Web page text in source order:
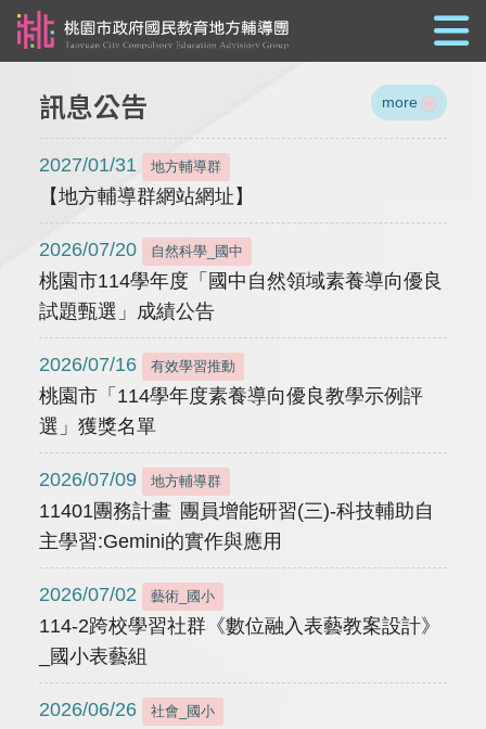
訊息公告 more
2027/01/31 地方輔導群
【地方輔導群網站網址】
2026/07/20 自然科學_國中
桃園市114學年度「國中自然領域素養導向優良
試題甄選」成績公告
2026/07/16 有效學習推動
桃園市「114學年度素養導向優良教學示例評
選」獲獎名單
2026/07/09 地方輔導群
11401團務計畫 團員增能研習(三)-科技輔助自
主學習:Gemini的實作與應用
2026/07/02 藝術_國小
114-2跨校學習社群《數位融入表藝教案設計》
_國小表藝組
2026/06/26 社會_國小